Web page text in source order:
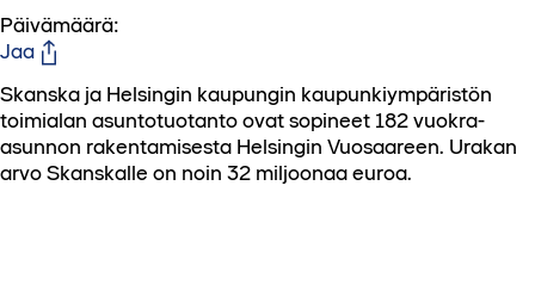
Päivämäärä:
Jaa
Skanska ja Helsingin kaupungin kaupunkiympäristön
toimialan asuntotuotanto ovat sopineet 182 vuokra-
asunnon rakentamisesta Helsingin Vuosaareen. Urakan
arvo Skanskalle on noin 32 miljoonaa euroa.